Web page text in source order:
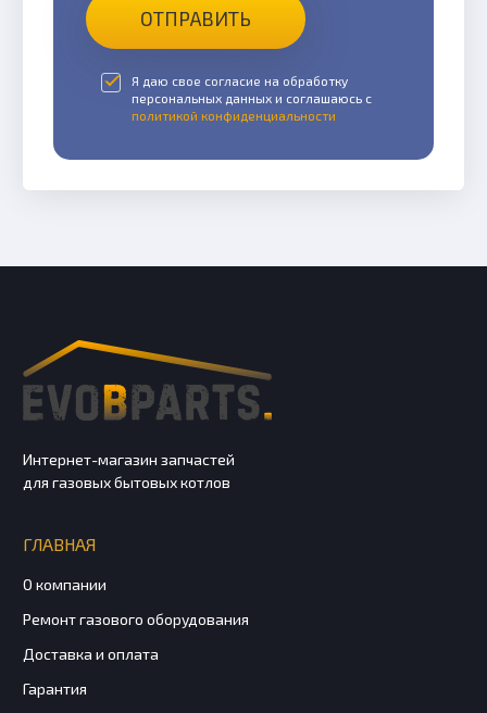
ОТПРАВИТЬ
Я даю свое согласие на обработку
персональных данных и соглашаюсь с
политикой конфиденциальности
Интернет-магазин запчастей
для газовых бытовых котлов
ГЛАВНАЯ
О компании
Ремонт газового оборудования
Доставка и оплата
Гарантия